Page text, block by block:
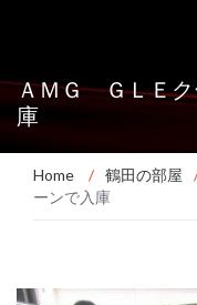
ＡＭＧ ＧＬＥク
庫
Home / 鶴田の部屋
ーンで入庫